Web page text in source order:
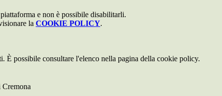
e non è possibile disabilitarli.
la COOKIE POLICY.
È possibile consultare l'elenco nella pagina della cookie policy.